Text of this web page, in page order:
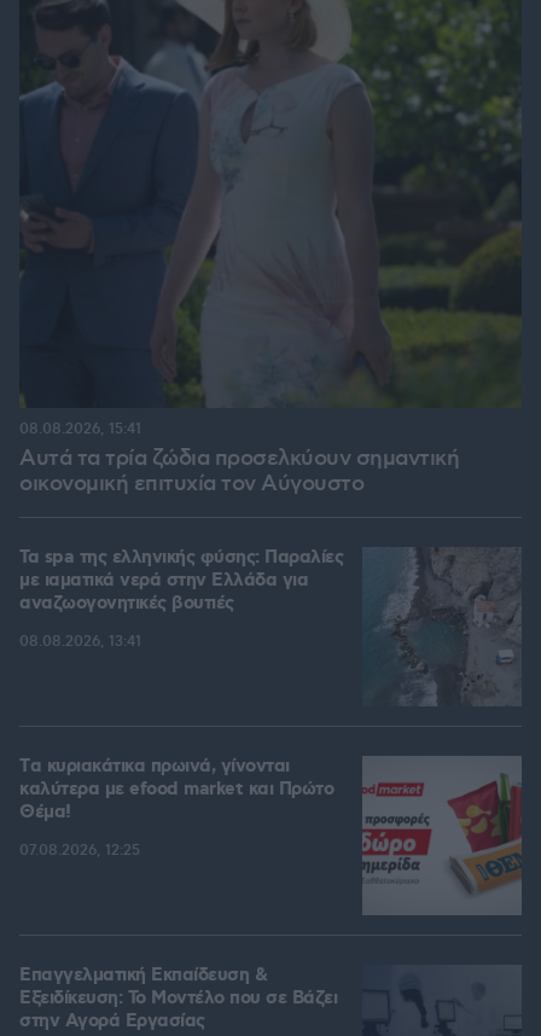
Αυτά τα τρία ζώδια προσελκύουν σημαντική
οικονομική επιτυχία τον Αύγουστο
08.08.2026, 15:41
Τα spa της ελληνικής φύσης: Παραλίες
με ιαματικά νερά στην Ελλάδα για
αναζωογονητικές βουτιές
08.08.2026, 13:41
Tα κυριακάτικα πρωινά, γίνονται
καλύτερα με efood market και Πρώτο
Θέμα!
07.08.2026, 12:25
Επαγγελματική Εκπαίδευση &
Εξειδίκευση: Το Mοντέλο που σε Bάζει
στην Aγορά Eργασίας